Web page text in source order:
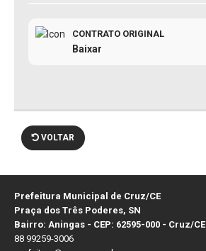
CONTRATO ORIGINAL
Baixar
VOLTAR
Prefeitura Municipal de Cruz/CE
Praça dos Três Poderes, SN
Bairro: Aningas - CEP: 62595-000 - Cruz/CE
88 99259-3006